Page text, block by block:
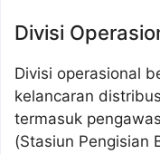
Divisi
Divisi operasional
kelancaran
termasuk
(Stasiun Pengisian